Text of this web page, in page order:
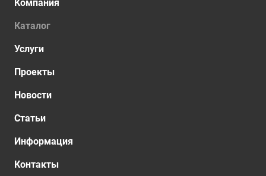
Компания
Каталог
Услуги
Проекты
Новости
Статьи
Информация
Контакты